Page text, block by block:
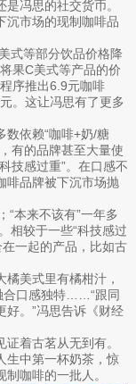
冯思的社交货币。
沉市场的现制咖啡品
式等部分饮品价格降
果C美式等产品的价
序推出6.9元咖啡
。这让冯思有了更多
数依赖“咖啡+奶/糖
有的品牌甚至大量使
技感过重”。在口感不
啡品牌被下沉市场抛
“本来不该有”一年多
相较于一些“科技感过
在一起的产品，比如古
美式里有橘柑汁，
合口感独特……“跟同
好。”冯思告诉《财经
着古茗从无到有。
生中第一杯奶茶，惊
咖啡的一批人。